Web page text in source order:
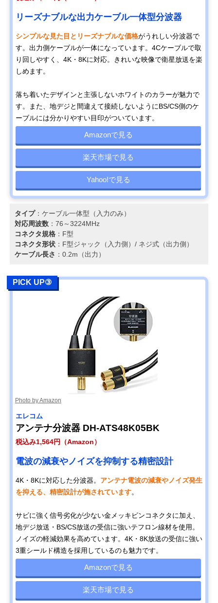
リーズナブルな出力ケーブル一体型分波器
シンプルな見た目とリーズナブルな価格がうれしい分波器で
す。出力側ケーブルが一体になっています。4Cケーブルで取
り回しやすく、4K・8Kに対応。きれいな映像で衛星放送を楽
しめます。
落ち着いたデザインと主張しないホワイトのカラーが魅力で
す。また、地デジと間違えて接続しないようにBS/CS側のケ
ーブルには分かりやすい目印がついています。
Amazonで見る
楽天市場で見る
Yahoo!で見る
タイプ：ケーブル一体型（入力のみ）
対応周波数 ：76～3224MHz
コネクタ規格 ：F型
コネクタ形状 ：F型ジャック（入力側）/ ネジ式（出力側）
ケーブル長さ ：0.2m（出力）
PICK UP③
Photo by Amazon
エレコム
アンテナ分波器 DH-ATS48K05BK
税込み1,564円（Amazon）
電波の減衰やノイズを抑制する精密設計
4K・8Kに対応した分波器。 アンテナ電波の減衰やノイズ発生
を抑える、精密設計が施されています。
サビに強く信号劣化が少ない金メッキピンコネクタに加え、
地デジ放送・BS/CS放送の受信に強いテフロン線材を使用。
ノイズの軽減効果を高めています。4K・8K放送の受信に強い
3重シールド構造を採用しているのも魅力です。
Amazonで見る
楽天市場で見る